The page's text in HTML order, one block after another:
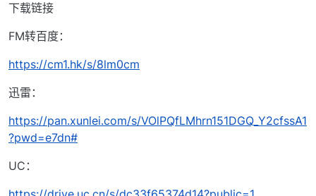
下载链接
FM转百度：
https://cm1.hk/s/8lm0cm
迅雷：
https://pan.xunlei.com/s/VOlPQfLMhrn151DGQ_Y2cfssA1
?pwd=e7dn#
UC：